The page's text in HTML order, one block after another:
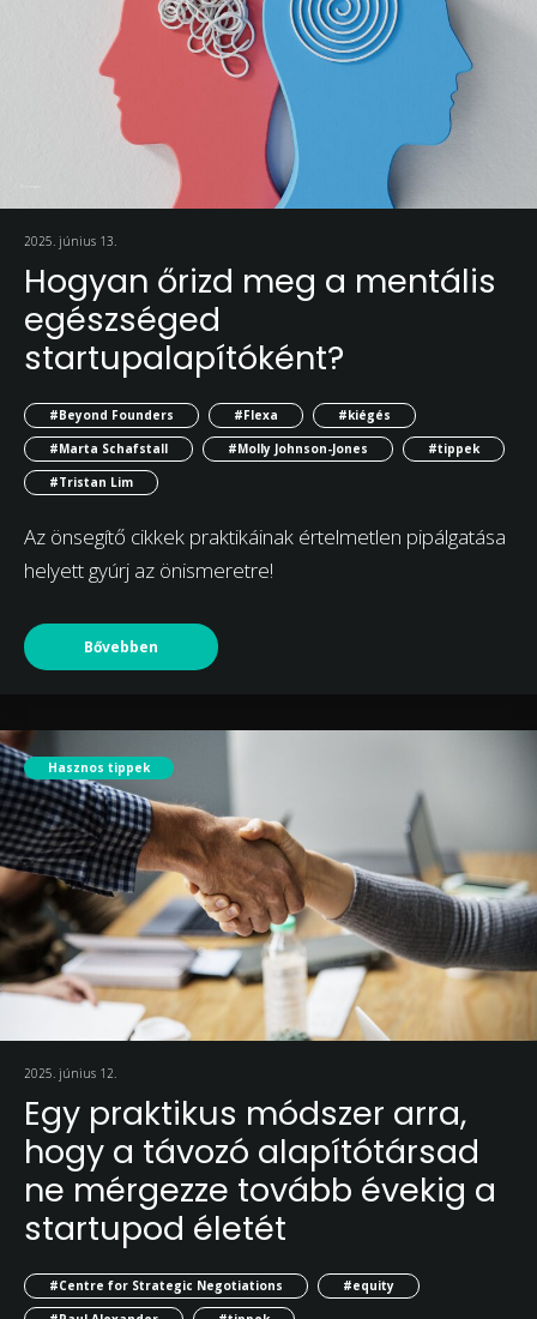
2025. június 13.
Hogyan őrizd meg a mentális
egészséged
startupalapítóként?
#Beyond Founders #Flexa
#kiégés
#Marta Schafstall
#Molly Johnson-Jones
#tippek
#Tristan Lim
Az önsegítő cikkek praktikáinak értelmetlen pipálgatása
helyett gyúrj az önismeretre!
Bővebben
Hasznos tippek
2025. június 12.
Egy praktikus módszer arra,
hogy a távozó alapítótársad
ne mérgezze tovább évekig a
startupod életét
#Centre for Strategic Negotiations
#equity